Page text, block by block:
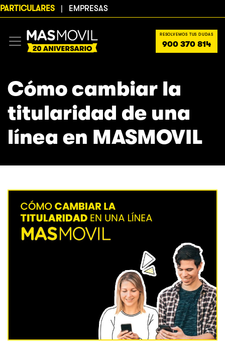
PARTICULARES | EMPRESAS
RESOLVEMOS TUS DUDAS
900 370 814
Cómo cambiar la
titularidad de una
línea en MASMOVIL